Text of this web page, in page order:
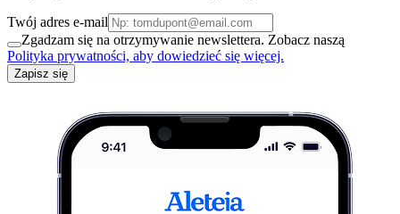
Twój adres e-mail
Zgadzam się na otrzymywanie newslettera. Zobacz naszą
Polityka prywatności, aby dowiedzieć się więcej.
Zapisz się